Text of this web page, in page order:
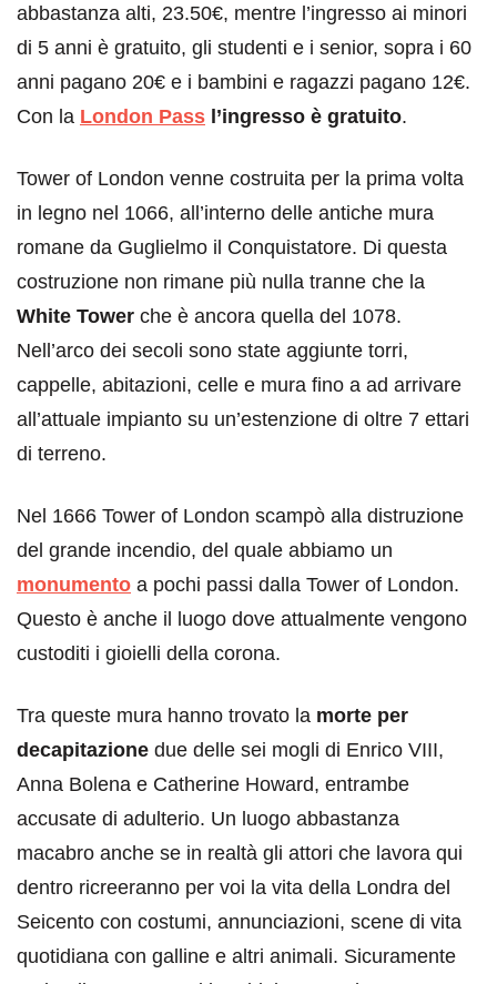
abbastanza alti, 23.50€, mentre l’ingresso ai minori
di 5 anni è gratuito, gli studenti e i senior, sopra i 60
anni pagano 20€ e i bambini e ragazzi pagano 12€.
Con la London Pass l’ingresso è gratuito.
Tower of London venne costruita per la prima volta
in legno nel 1066, all’interno delle antiche mura
romane da Guglielmo il Conquistatore. Di questa
costruzione non rimane più nulla tranne che la
White Tower che è ancora quella del 1078.
Nell’arco dei secoli sono state aggiunte torri,
cappelle, abitazioni, celle e mura fino a ad arrivare
all’attuale impianto su un’estenzione di oltre 7 ettari
di terreno.
Nel 1666 Tower of London scampò alla distruzione
del grande incendio, del quale abbiamo un
monumento a pochi passi dalla Tower of London.
Questo è anche il luogo dove attualmente vengono
custoditi i gioielli della corona.
Tra queste mura hanno trovato la morte per
decapitazione due delle sei mogli di Enrico VIII,
Anna Bolena e Catherine Howard, entrambe
accusate di adulterio. Un luogo abbastanza
macabro anche se in realtà gli attori che lavora qui
dentro ricreeranno per voi la vita della Londra del
Seicento con costumi, annunciazioni, scene di vita
quotidiana con galline e altri animali. Sicuramente